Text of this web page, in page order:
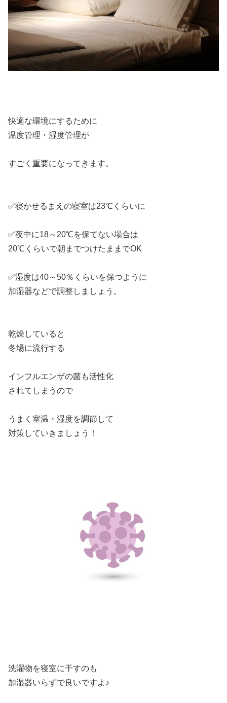
快適な環境にするために
温度管理・湿度管理が
すごく重要になってきます。
✅寝かせるまえの寝室は23℃くらいに
✅夜中に18～20℃を保てない場合は
20℃くらいで朝までつけたままでOK
✅湿度は40～50％くらいを保つように
加湿器などで調整しましょう。
乾燥していると
冬場に流行する
インフルエンザの菌も活性化
されてしまうので
うまく室温・湿度を調節して
対策していきましょう！
洗濯物を寝室に干すのも
加湿器いらずで良いですよ♪